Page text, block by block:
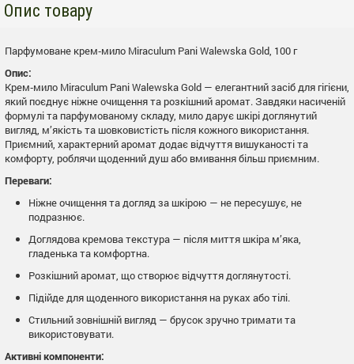
Опис товару
Парфумоване крем‑мило Miraculum Pani Walewska Gold, 100 г
Опис:
Крем‑мило Miraculum Pani Walewska Gold — елегантний засіб для гігієни,
який поєднує ніжне очищення та розкішний аромат. Завдяки насиченій
формулі та парфумованому складу, мило дарує шкірі доглянутий
вигляд, м’якість та шовковистість після кожного використання.
Приємний, характерний аромат додає відчуття вишуканості та
комфорту, роблячи щоденний душ або вмивання більш приємним.
Переваги:
Ніжне очищення та догляд за шкірою — не пересушує, не
подразнює.
Доглядова кремова текстура — після миття шкіра м’яка,
гладенька та комфортна.
Розкішний аромат, що створює відчуття доглянутості.
Підійде для щоденного використання на руках або тілі.
Стильний зовнішній вигляд — брусок зручно тримати та
використовувати.
Активні компоненти: